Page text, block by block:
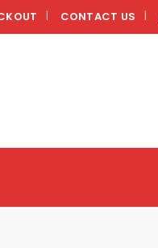
CONTACT US